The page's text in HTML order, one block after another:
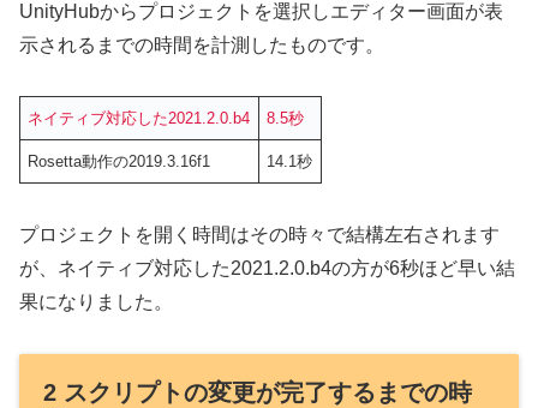
UnityHubからプロジェクトを選択しエディター画面が表
示されるまでの時間を計測したものです。
ネイティブ対応した2021.2.0.b4 8.5秒
Rosetta動作の2019.3.16f1 14.1秒
プロジェクトを開く時間はその時々で結構左右されます
が、ネイティブ対応した2021.2.0.b4の方が6秒ほど早い結
果になりました。
2 スクリプトの変更が完了するまでの時